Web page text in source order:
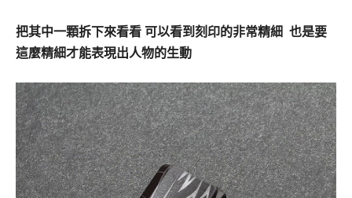
把其中一顆拆下來看看 可以看到刻印的非常精細 也是要
這麼精細才能表現出人物的生動